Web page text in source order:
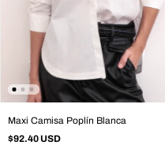
Maxi Camisa Poplín Blanca
$92.40 USD